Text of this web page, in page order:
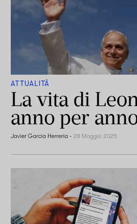
ATTUALITÀ
La vita di
anno per
Javier García Herrería -28 Maggio 2025